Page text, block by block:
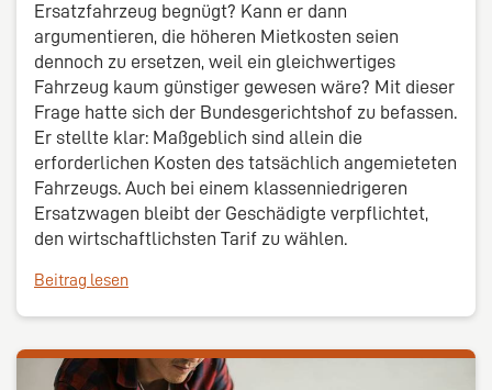
Ersatzfahrzeug begnügt? Kann er dann
argumentieren, die höheren Mietkosten seien
dennoch zu ersetzen, weil ein gleichwertiges
Fahrzeug kaum günstiger gewesen wäre? Mit dieser
Frage hatte sich der Bundesgerichtshof zu befassen.
Er stellte klar: Maßgeblich sind allein die
erforderlichen Kosten des tatsächlich angemieteten
Fahrzeugs. Auch bei einem klassenniedrigeren
Ersatzwagen bleibt der Geschädigte verpflichtet,
den wirtschaftlichsten Tarif zu wählen.
Beitrag lesen